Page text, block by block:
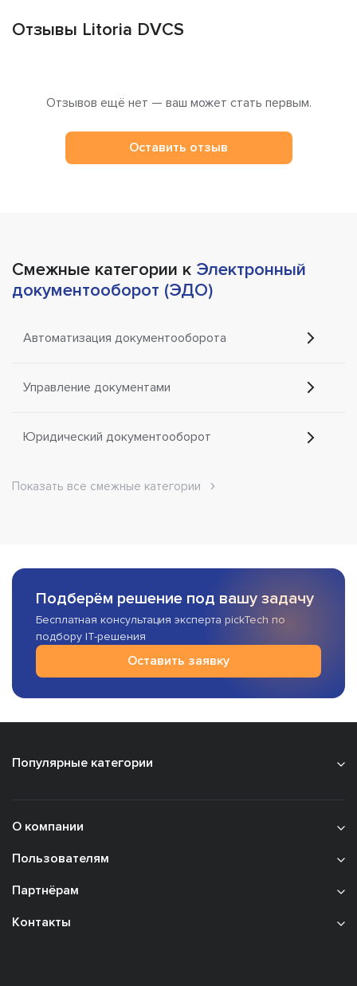
Отзывы Litoria DVCS
Отзывов ещё нет — ваш может стать первым.
Оставить отзыв
Смежные категории к Электронный
документооборот (ЭДО)
Автоматизация документооборота
Управление документами
Юридический документооборот
Показать все смежные категории
Подберём решение под вашу задачу
Бесплатная консультация эксперта pickTech по
подбору IT-решения
Оставить заявку
Популярные категории
О компании
Пользователям
Партнёрам
Контакты